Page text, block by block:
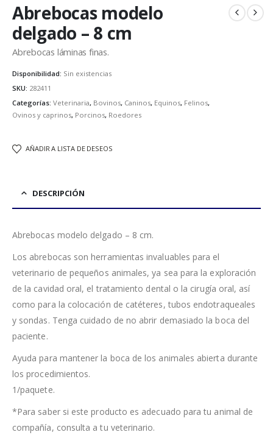
Abrebocas modelo
delgado – 8 cm
Abrebocas láminas finas.
Disponibilidad: Sin existencias
SKU: 282411
Categorías: Veterinaria, Bovinos, Caninos, Equinos, Felinos,
Ovinos y caprinos, Porcinos, Roedores
AÑADIR A LISTA DE DESEOS
DESCRIPCIÓN
Abrebocas modelo delgado – 8 cm.
Los abrebocas son herramientas invaluables para el
veterinario de pequeños animales, ya sea para la exploración
de la cavidad oral, el tratamiento dental o la cirugía oral, así
como para la colocación de catéteres, tubos endotraqueales
y sondas. Tenga cuidado de no abrir demasiado la boca del
paciente.
Ayuda para mantener la boca de los animales abierta durante
los procedimientos.
1/paquete.
*Para saber si este producto es adecuado para tu animal de
compañía, consulta a tu veterinario.